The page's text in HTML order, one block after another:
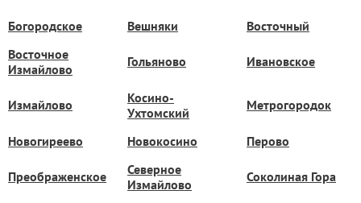
Богородское Вешняки
Восточный
Восточное
Измайлово
Гольяново Ивановское
Измайлово
Косино-
Ухтомский
Метрогородок
Новогиреево Новокосино Перово
Преображенское
Северное
Измайлово
Соколиная Гора